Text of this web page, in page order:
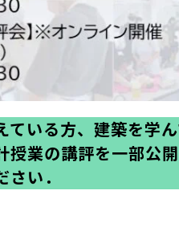
ている方、建築を学
授業の講評を一部公
い．